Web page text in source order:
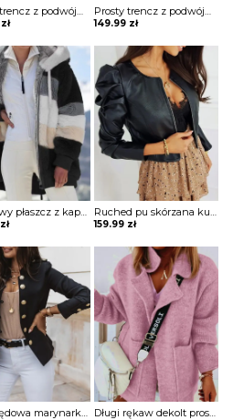
Prosty trencz z podwójnym biustem i długim rękawem kurtka Andromeda
zł
Prosty trencz z podwójnym biustem i długim rękawem kurtka Andromeda
149.99 zł
Pluszowy płaszcz z kapturem colorblock długim rękawem kurtka Gonny
zł
Ruched pu skórzana kurtka z zamkiem błyskawicznym Sungsook
159.99 zł
Dwurzędowa marynarka z długim rękawem kurtka Gysele Długi rękaw dekolt prosty dzianina luźny kieszenie kołnierz casual na co dzień jesień zima płaszcz sweter Ameriga